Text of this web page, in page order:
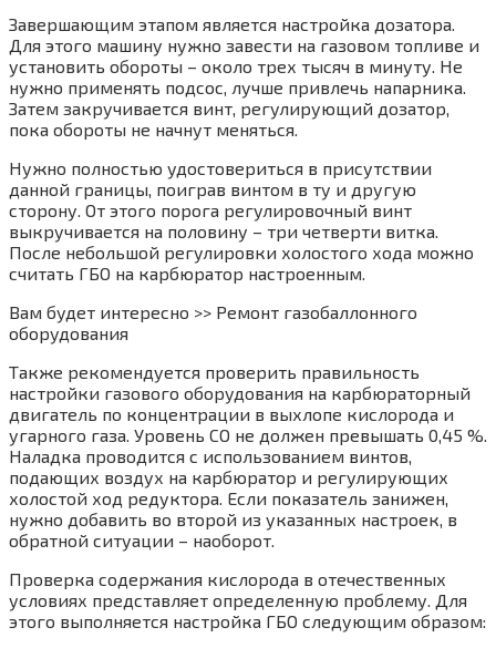
Завершающим этапом является настройка дозатора.
Для этого машину нужно завести на газовом топливе и
установить обороты – около трех тысяч в минуту. Не
нужно применять подсос, лучше привлечь напарника.
Затем закручивается винт, регулирующий дозатор,
пока обороты не начнут меняться.
Нужно полностью удостовериться в присутствии
данной границы, поиграв винтом в ту и другую
сторону. От этого порога регулировочный винт
выкручивается на половину – три четверти витка.
После небольшой регулировки холостого хода можно
считать ГБО на карбюратор настроенным.
Вам будет интересно >> Ремонт газобаллонного
оборудования
Также рекомендуется проверить правильность
настройки газового оборудования на карбюраторный
двигатель по концентрации в выхлопе кислорода и
угарного газа. Уровень СО не должен превышать 0,45 %.
Наладка проводится с использованием винтов,
подающих воздух на карбюратор и регулирующих
холостой ход редуктора. Если показатель занижен,
нужно добавить во второй из указанных настроек, в
обратной ситуации – наоборот.
Проверка содержания кислорода в отечественных
условиях представляет определенную проблему. Для
этого выполняется настройка ГБО следующим образом: